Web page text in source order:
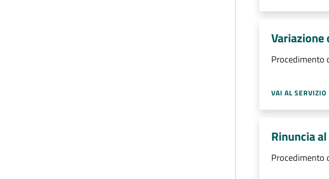
Variazione
Procedimento
VAI AL SERVIZIO
Rinuncia
Procedimento